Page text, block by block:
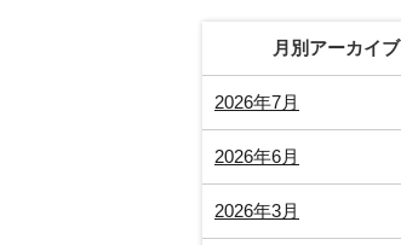
月別アーカイブ
2026年7月
2026年6月
2026年3月